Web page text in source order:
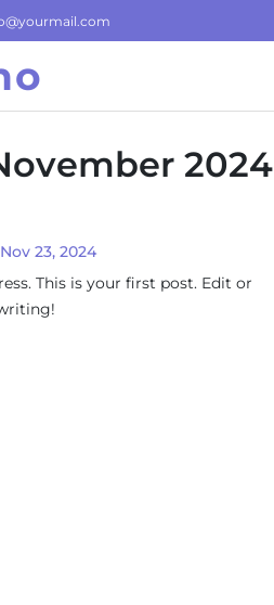
2024
23, 2024
This is your first post. Edit or